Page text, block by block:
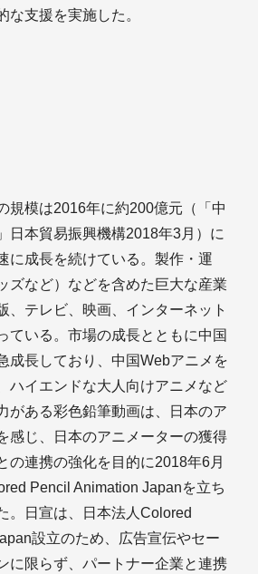
な支援を実施した。
規模は2016年に約200億元（「中
日本貿易振興機構2018年3月）に
に成長を続けている。製作・運
ズなど）などを含めた巨大な産業
、テレビ、映画、インターネット
ている。市場の成長とともに中国
成長しており、中国Webアニメを
ハイエンドな大人向けアニメなど
がある彩色鉛筆動画は、日本のア
感じ、日本のアニメーターの獲得
の連携の強化を目的に2018年6月
Pencil Animation Japanを立ち
。日宣は、日本法人Colored
設立のため、広告宣伝やセー
に限らず、パートナー企業と連携